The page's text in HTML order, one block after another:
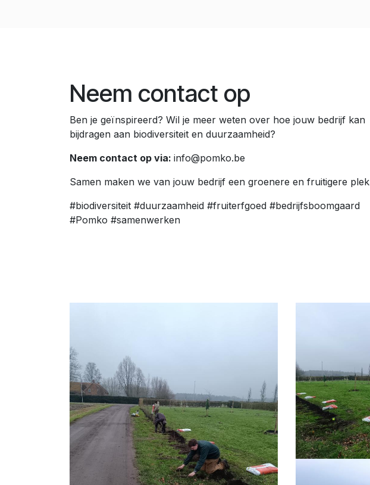
Neem contact op
Ben je geïnspireerd? Wil je meer weten over hoe jouw bedrijf kan
bijdragen aan biodiversiteit en duurzaamheid?
Neem contact op via: info@pomko.be
Samen maken we van jouw bedrijf een groenere en fruitigere
#biodiversiteit #duurzaamheid #fruiterfgoed #bedrijfsboomgaard
#Pomko #samenwerken